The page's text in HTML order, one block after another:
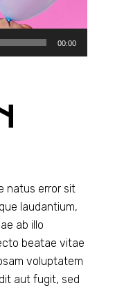
00:00
natus error sit
laudantium,
ab illo
beatae vitae
voluptatem
aut fugit, sed